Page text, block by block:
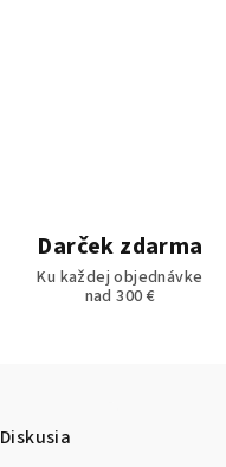
Darček zdarma
Ku každej objednávke
nad 300 €
Diskusia